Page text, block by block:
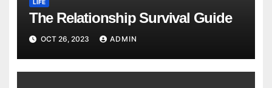
LIFE
The Relationship Survival Guide
OCT 26, 2023 ADMIN